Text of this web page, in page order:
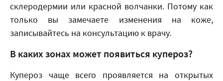
склеродермии или красной волчанки. Потому как
только вы замечаете изменения на коже,
записывайтесь на консультацию к врачу.
В каких зонах может появиться купероз?
Купероз чаще всего проявляется на открытых